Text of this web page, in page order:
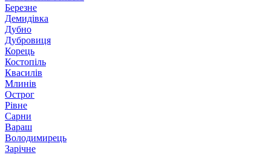
Березне
Демидівка
Дубно
Дубровиця
Корець
Костопіль
Квасилів
Млинів
Острог
Рівне
Сарни
Вараш
Володимирець
Зарічне